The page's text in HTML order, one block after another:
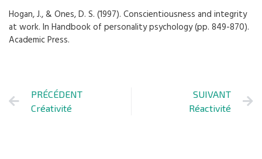
Hogan, J., & Ones, D. S. (1997). Conscientiousness and integrity
at work. In Handbook of personality psychology (pp. 849-870).
Academic Press.
PRÉCÉDENT
Créativité
SUIVANT
Réactivité